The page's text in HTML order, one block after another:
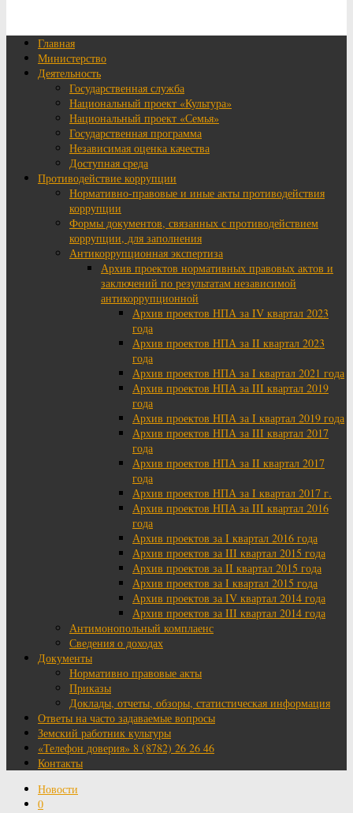
Главная
Министерство
Деятельность
Государственная служба
Национальный проект «Культура»
Национальный проект «Семья»
Государственная программа
Независимая оценка качества
Доступная среда
Противодействие коррупции
Нормативно-правовые и иные акты противодействия
коррупции
Формы документов, связанных с противодействием
коррупции, для заполнения
Антикоррупционная экспертиза
Архив проектов нормативных правовых актов и
заключений по результатам независимой
антикоррупционной
Архив проектов НПА за IV квартал 2023
года
Архив проектов НПА за II квартал 2023
года
Архив проектов НПА за I квартал 2021 года
Архив проектов НПА за III квартал 2019
года
Архив проектов НПА за I квартал 2019 года
Архив проектов НПА за III квартал 2017
года
Архив проектов НПА за II квартал 2017
года
Архив проектов НПА за I квартал 2017 г.
Архив проектов НПА за III квартал 2016
года
Архив проектов за I квартал 2016 года
Архив проектов за III квартал 2015 года
Архив проектов за II квартал 2015 года
Архив проектов за I квартал 2015 года
Архив проектов за IV квартал 2014 года
Архив проектов за III квартал 2014 года
Антимонопольный комплаенс
Сведения о доходах
Документы
Нормативно правовые акты
Приказы
Доклады, отчеты, обзоры, статистическая информация
Ответы на часто задаваемые вопросы
Земский работник культуры
«Телефон доверия» 8 (8782) 26 26 46
Контакты
Новости
0